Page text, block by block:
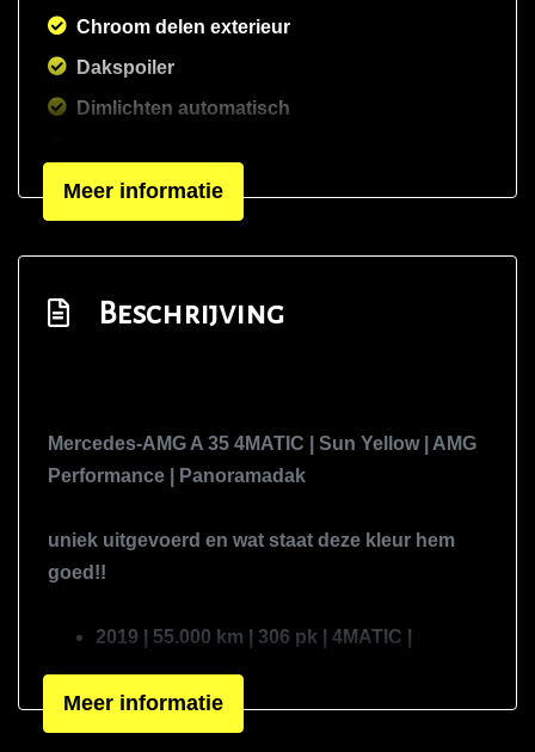
Chroom delen exterieur
Dakspoiler
Dimlichten automatisch
Extra getint glas achter
Led dagrijverlichting
Metaalkleur
Panoramadak
Side-skirts
Sportvelgen
Verlaagde carrosserie
Overige
Meer informatie
Beschrijving
Mercedes-AMG A 35 4MATIC | Sun Yellow | AMG
Performance | Panoramadak
uniek uitgevoerd en wat staat deze kleur hem
goed!!
2019 | 55.000 km | 306 pk | 4MATIC |
Krachtige AMG-hatchback in Sun Yellow
Uitgerust met AMG Performance-stoelen en
Meer informatie